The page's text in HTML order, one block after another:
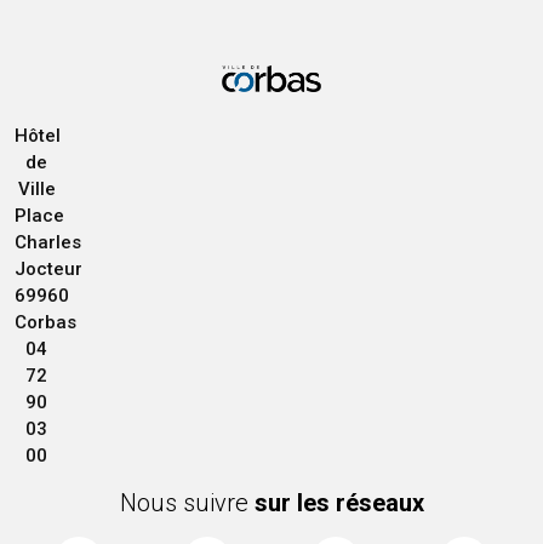
Hôtel
de
Ville
Place
Charles
Jocteur
69960
Corbas
04
72
90
03
00
Nous suivre sur les réseaux